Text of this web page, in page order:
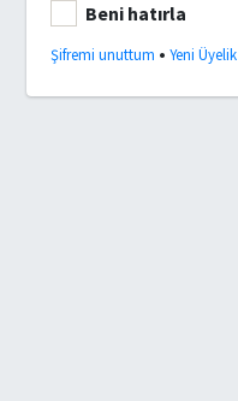
Beni hatırla
Şifremi unuttum •Yeni Üyelik